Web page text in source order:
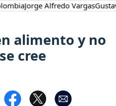
Jorge Alfredo VargasGustavo
alimento y no
cree